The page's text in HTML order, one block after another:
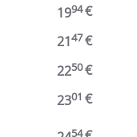
1994€
2147€
2250€
2301 €
54